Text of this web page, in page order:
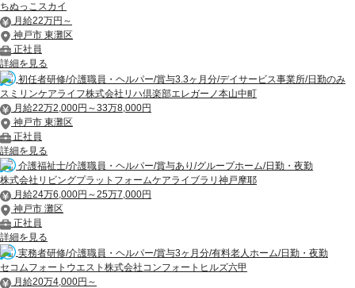
ちぬっこスカイ
月給22万円～
神戸市 東灘区
正社員
詳細を見る
初任者研修/介護職員・ヘルパー/賞与3.3ヶ月分/デイサービス事業所/日勤のみ
スミリンケアライフ株式会社リハ倶楽部エレガーノ本山中町
月給22万2,000円～33万8,000円
神戸市 東灘区
正社員
詳細を見る
介護福祉士/介護職員・ヘルパー/賞与あり/グループホーム/日勤・夜勤
株式会社リビングプラットフォームケアライブラリ神戸摩耶
月給24万6,000円～25万7,000円
神戸市 灘区
正社員
詳細を見る
実務者研修/介護職員・ヘルパー/賞与3ヶ月分/有料老人ホーム/日勤・夜勤
セコムフォートウエスト株式会社コンフォートヒルズ六甲
月給20万4,000円～